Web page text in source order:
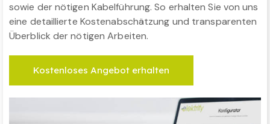
sowie der nötigen Kabelführung. So erhalten Sie von uns
eine detaillierte Kostenabschätzung und transparenten
Überblick der nötigen Arbeiten.
Kostenloses Angebot erhalten